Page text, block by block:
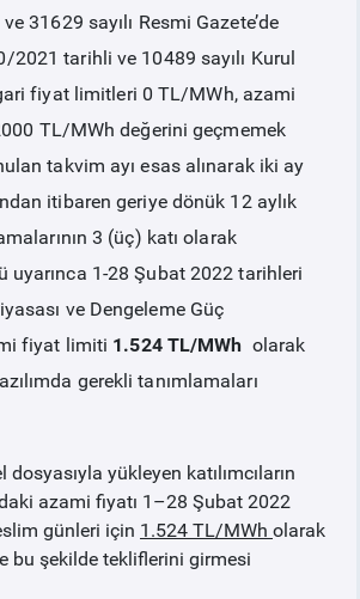
SİSTEMİ POLİTİKAMIZ
31629 sayılı Resmi Gazete’de
2021 tarihli ve 10489 sayılı Kurul
fiyat limitleri 0 TL/MWh, azami
TL/MWh değerini geçmemek
takvim ayı esas alınarak iki ay
itibaren geriye dönük 12 aylık
3 (üç) katı olarak
uyarınca 1-28 Şubat 2022 tarihleri
ve Dengeleme Güç
fiyat limiti 1.524 TL/MWh olarak
gerekli tanımlamaları
yükleyen katılımcıların
azami fiyatı 1–28 Şubat 2022
günleri için 1.524 TL/MWh olarak
bu şekilde tekliflerini girmesi